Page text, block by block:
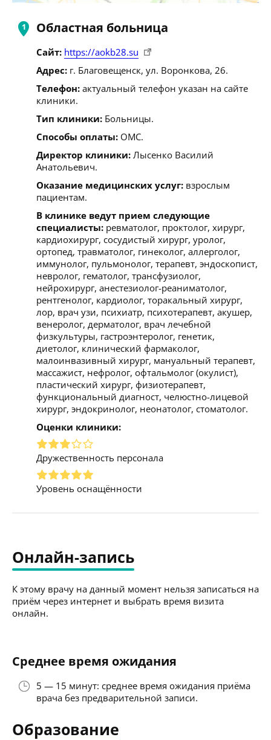
Областная больница
Сайт: https://aokb28.su
Адрес: г. Благовещенск, ул. Воронкова, 26.
Телефон: актуальный телефон указан на сайте
клиники.
Тип клиники: Больницы.
Способы оплаты: ОМС.
Директор клиники: Лысенко Василий
Анатольевич.
Оказание медицинских услуг: взрослым
пациентам.
В клинике ведут прием следующие
специалисты: ревматолог, проктолог, хирург,
кардиохирург, сосудистый хирург, уролог,
ортопед, травматолог, гинеколог, аллерголог,
иммунолог, пульмонолог, терапевт, эндоскопист,
невролог, гематолог, трансфузиолог,
нейрохирург, анестезиолог-реаниматолог,
рентгенолог, кардиолог, торакальный хирург,
лор, врач узи, психиатр, психотерапевт, акушер,
венеролог, дерматолог, врач лечебной
физкультуры, гастроэнтеролог, генетик,
диетолог, клинический фармаколог,
малоинвазивный хирург, мануальный терапевт,
массажист, нефролог, офтальмолог (окулист),
пластический хирург, физиотерапевт,
функциональный диагност, челюстно-лицевой
хирург, эндокринолог, неонатолог, стоматолог.
Оценки клиники:
Дружественность персонала
Уровень оснащённости
Онлайн-запись
К этому врачу на данный момент нельзя записаться на
приём через интернет и выбрать время визита
онлайн.
Среднее время ожидания
5 — 15 минут: среднее время ожидания приёма
врача без предварительной записи.
Образование